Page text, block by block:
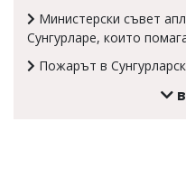
носи
отговорност
тях!
Ако
Министерски съвет
Сунгурларе, които
Пожарът в